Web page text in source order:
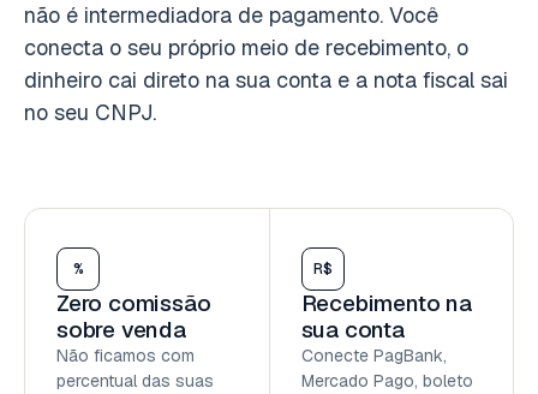
não é intermediadora de pagamento. Você
conecta o seu próprio meio de recebimento, o
dinheiro cai direto na sua conta e a nota fiscal sai
no seu CNPJ.
%
Zero comissão
sobre venda
Não ficamos com
percentual das suas
R$
Recebimento na
sua conta
Conecte PagBank,
Mercado Pago, boleto